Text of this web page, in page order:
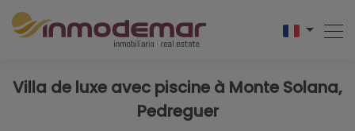
Villa de luxe avec piscine à Monte Solana,
Pedreguer